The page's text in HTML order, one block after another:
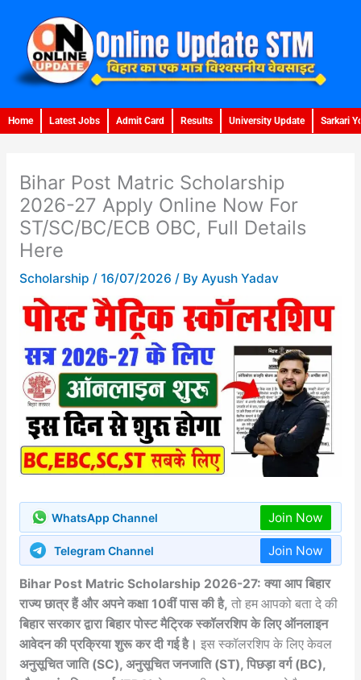
content
Home Latest Jobs Admit Card Results University Update Sarkari
Bihar Post Matric Scholarship
2026-27 Apply Online Now For
ST/SC/BC/ECB OBC, Full Details
Here
Scholarship / 16/07/2026 / By Ayush Yadav
WhatsApp Channel Join Now
Telegram Channel Join Now
Bihar Post Matric Scholarship 2026-27: क्या आप बिहार
राज्य छात्र हैं और अपने कक्षा 10वीं पास की है, तो हम आपको बता दे की
बिहार सरकार द्वारा बिहार पोस्ट मैट्रिक स्कॉलरशिप के लिए ऑनलाइन
आवेदन की प्रक्रिया शुरू कर दी गई है। इस स्कॉलरशिप के लिए केवल
अनुसूचित जाति (SC), अनुसूचित जनजाति (ST), पिछड़ा वर्ग (BC),